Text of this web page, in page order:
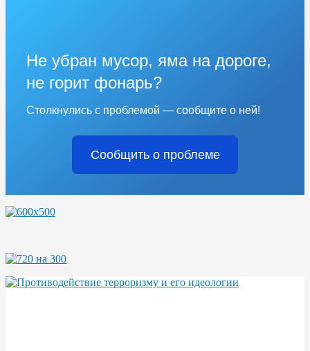
Не убран мусор, яма на дороге,
не горит фонарь?
Столкнулись с проблемой — сообщите о ней!
Сообщить о проблеме